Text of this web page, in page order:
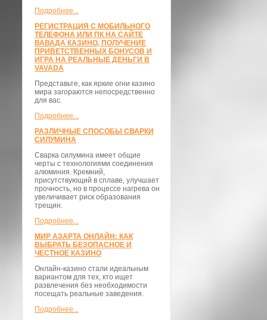
Подробнее...
РЕГИСТРАЦИЯ С МОБИЛЬНОГО
ТЕЛЕФОНА ИЛИ ПК НА САЙТЕ
ВАВАДА КАЗИНО, ПОЛУЧЕНИЕ
ПРИВЕТСТВЕННЫХ БОНУСОВ И
ИГРА НА РЕАЛЬНЫЕ ДЕНЬГИ В
VAVADA
Представьте, как яркие огни казино
мира загораются непосредственно
для вас.
Подробнее...
РАЗЛИЧНЫЕ СПОСОБЫ СВАРКИ
СИЛУМИНА
Сварка силумина имеет общие
черты с технологиями соединения
алюминия. Кремний,
присутствующий в сплаве, улучшает
прочность, но в процессе нагрева он
увеличивает риск образования
трещин.
Подробнее...
МИР АЗАРТА ОНЛАЙН: КАК
ВЫБРАТЬ БЕЗОПАСНОЕ И
ЧЕСТНОЕ КАЗИНО
Онлайн-казино стали идеальным
вариантом для тех, кто ищет
развлечения без необходимости
посещать реальные заведения.
Подробнее...